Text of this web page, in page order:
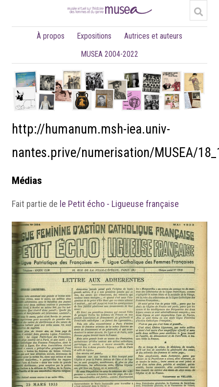
À propos Expositions
Autrices et auteurs
MUSEA 2004-2022
http://humanum.msh-iea.univ-
nantes.prive/numerisation/MUSEA/
Médias
Fait partie de le Petit écho - Ligueuse française